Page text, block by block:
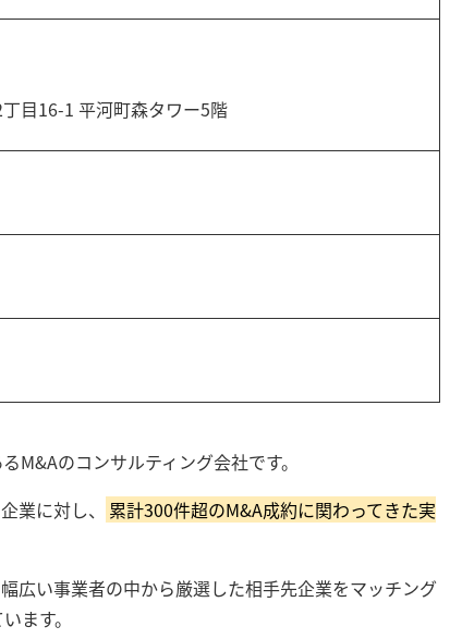
目16-1 平河町森タワー5階
M&Aのコンサルティング会社です。
業に対し、
累計300件超のM&A成約に関わってきた実
広い事業者の中から厳選した相手先企業をマッチング
ます。